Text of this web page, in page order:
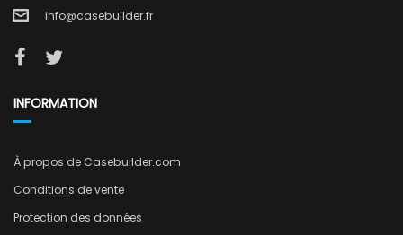
info@casebuilder.fr
INFORMATION
À propos de Casebuilder.com
Conditions de vente
Protection des données